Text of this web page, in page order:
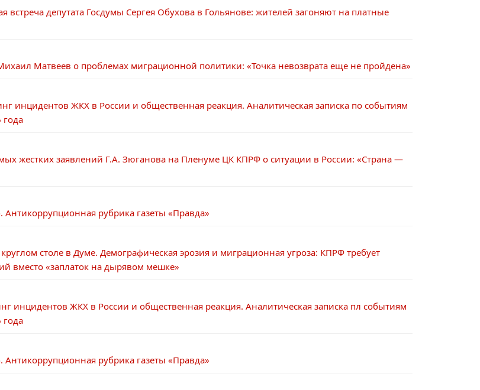
встреча депутата Госдумы Сергея Обухова в Гольянове: жителей загоняют на платные
Матвеев о проблемах миграционной политики: «Точка невозврата еще не пройдена»
инцидентов ЖКХ в России и общественная реакция. Аналитическая записка по событиям
года
жестких заявлений Г.А. Зюганова на Пленуме ЦК КПРФ о ситуации в России: «Страна —
Антикоррупционная рубрика газеты «Правда»
столе в Думе. Демографическая эрозия и миграционная угроза: КПРФ требует
вместо «заплаток на дырявом мешке»
инцидентов ЖКХ в России и общественная реакция. Аналитическая записка пл событиям
года
Антикоррупционная рубрика газеты «Правда»